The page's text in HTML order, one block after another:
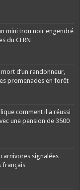
mini trou noir engendré
du CERN
d’un randonneur,
promenades en forêt
comment il a réussi
une pension de 3500
signalées
français